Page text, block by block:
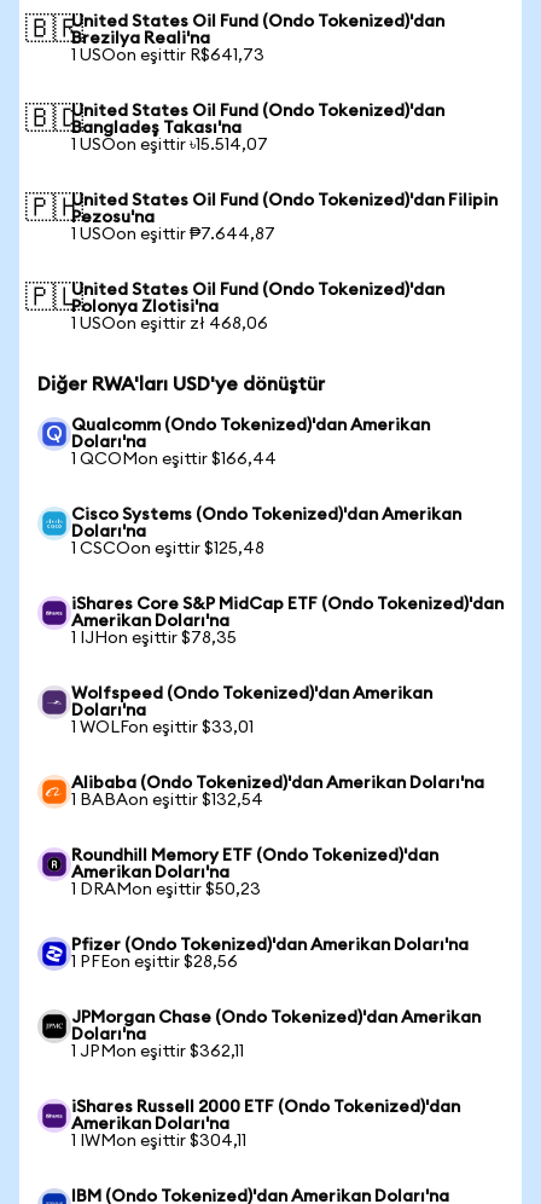
🇧🇷United States Oil Fund (Ondo Tokenized)'dan
Brezilya Reali'na
1 USOon eşittir R$641,73
🇧🇩United States Oil Fund (Ondo Tokenized)'dan
Bangladeş Takası'na
1 USOon eşittir ৳15.514,07
🇵🇭United States Oil Fund (Ondo Tokenized)'dan Filipin
Pezosu'na
1 USOon eşittir ₱7.644,87
🇵🇱United States Oil Fund (Ondo Tokenized)'dan
Polonya Zlotisi'na
1 USOon eşittir zł 468,06
Diğer RWA'ları USD'ye dönüştür
Qualcomm (Ondo Tokenized)'dan Amerikan
Doları'na
1 QCOMon eşittir $166,44
Cisco Systems (Ondo Tokenized)'dan Amerikan
Doları'na
1 CSCOon eşittir $125,48
iShares Core S&P MidCap ETF (Ondo Tokenized)'dan
Amerikan Doları'na
1 IJHon eşittir $78,35
Wolfspeed (Ondo Tokenized)'dan Amerikan
Doları'na
1 WOLFon eşittir $33,01
Alibaba (Ondo Tokenized)'dan Amerikan Doları'na
1 BABAon eşittir $132,54
Roundhill Memory ETF (Ondo Tokenized)'dan
Amerikan Doları'na
1 DRAMon eşittir $50,23
Pfizer (Ondo Tokenized)'dan Amerikan Doları'na
1 PFEon eşittir $28,56
JPMorgan Chase (Ondo Tokenized)'dan Amerikan
Doları'na
1 JPMon eşittir $362,11
iShares Russell 2000 ETF (Ondo Tokenized)'dan
Amerikan Doları'na
1 IWMon eşittir $304,11
IBM (Ondo Tokenized)'dan Amerikan Doları'na